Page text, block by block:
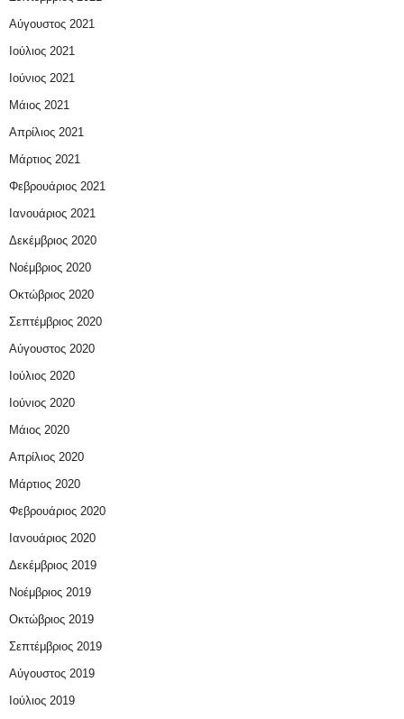
Αύγουστος 2021
Ιούλιος 2021
Ιούνιος 2021
Μάιος 2021
Απρίλιος 2021
Μάρτιος 2021
Φεβρουάριος 2021
Ιανουάριος 2021
Δεκέμβριος 2020
Νοέμβριος 2020
Οκτώβριος 2020
Σεπτέμβριος 2020
Αύγουστος 2020
Ιούλιος 2020
Ιούνιος 2020
Μάιος 2020
Απρίλιος 2020
Μάρτιος 2020
Φεβρουάριος 2020
Ιανουάριος 2020
Δεκέμβριος 2019
Νοέμβριος 2019
Οκτώβριος 2019
Σεπτέμβριος 2019
Αύγουστος 2019
Ιούλιος 2019